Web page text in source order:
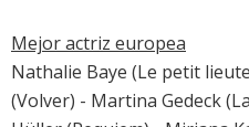
Mejor actriz europea
Nathalie Baye (Le petit
(Volver) - Martina Gedeck(